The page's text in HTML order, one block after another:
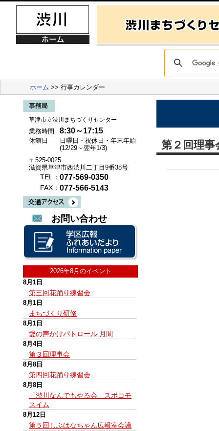
ホーム >> 行事カレンダー
草津市立渋川まちづくりセンター
業務時間 8:30～17:15
休館日
日曜日・祝休日・年末年始
(12/29～翌年1/3)
〒525-0025
滋賀県草津市西渋川二丁目9番38号
TEL： 077-569-0350
FAX： 077-566-5143
お問い合わせ
2026年8月のイベント
8月1日
第三回花踊り練習会
8月1日
まちづくり研修
8月1日
愛の声かけパトロール 月間
8月4日
第３回理事会
8月8日
第四回花踊り練習会
8月8日
「渋川なんでもやる会」スポコモ
スイム
8月12日
第５回しぶはなちゃん広報室会議
第２回理事